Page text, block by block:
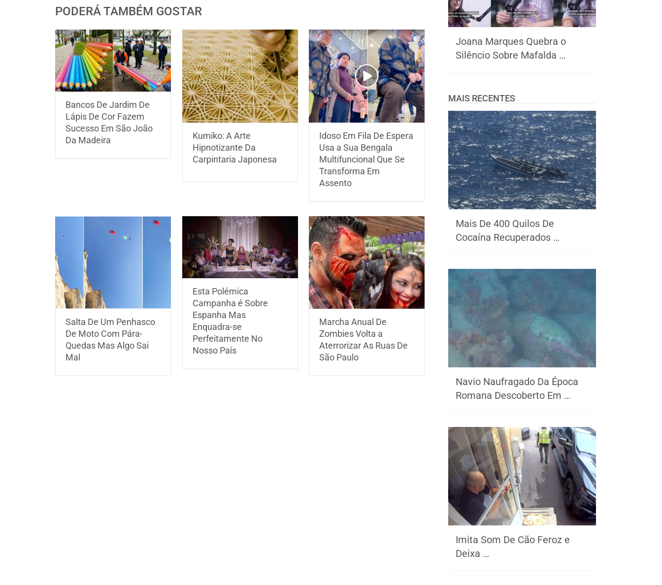
PODERÁ TAMBÉM GOSTAR
Bancos De Jardim De
Lápis De Cor Fazem
Sucesso Em São João
Da Madeira
Kumiko: A Arte
Hipnotizante Da
Carpintaria Japonesa
Idoso Em Fila De Espera
Usa a Sua Bengala
Multifuncional Que Se
Transforma Em
Assento
Salta De Um Penhasco
De Moto Com Pára-
Quedas Mas Algo Sai
Mal
Esta Polémica
Campanha é Sobre
Espanha Mas
Enquadra-se
Perfeitamente No
Nosso País
Marcha Anual De
Zombies Volta a
Aterrorizar As Ruas De
São Paulo
Joana Marques Quebra o
Silêncio Sobre Mafalda …
MAIS RECENTES
Mais De 400 Quilos De
Cocaína Recuperados …
Navio Naufragado Da Época
Romana Descoberto Em …
Imita Som De Cão Feroz e
Deixa …